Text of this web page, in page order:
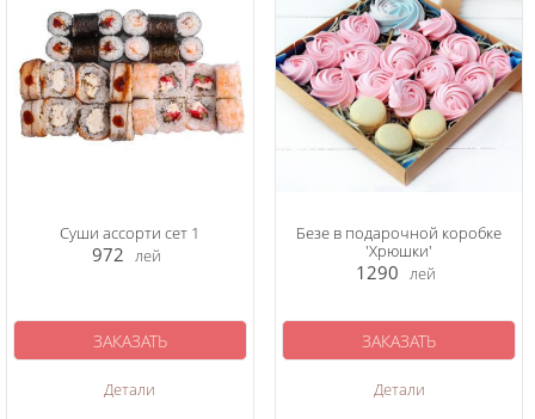
Суши ассорти сет 1
972 лей
Детали
ЗАКАЗАТЬ
Безе в подарочной коробке
'Хрюшки'
1290 лей
Детали
ЗАКАЗАТЬ